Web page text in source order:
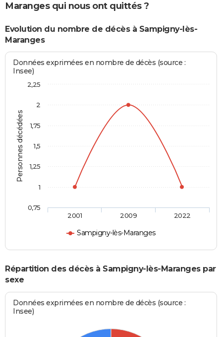
Maranges qui nous ont quittés ?
Evolution du nombre de décès à Sampigny-lès-
Maranges
Personnes décédées
Données exprimées en nombre de décès (source :
Insee)
Sampigny-lès-Maranges
2001 2009 2022
0,75
1
1,25
1,5
1,75
2
2,25
Répartition des décès à Sampigny-lès-Maranges par
sexe
Données exprimées en nombre de décès (source :
Insee)